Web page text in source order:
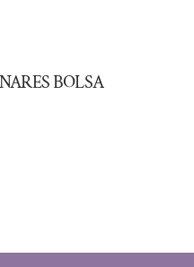
BOLSA